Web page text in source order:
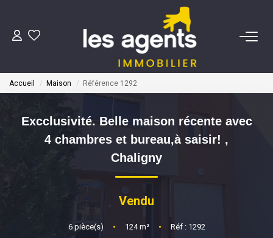
ACHETER
NOS AGENTS
BIENS VENDUS
ESTIMATION
Accueil Maison Référence 1292
Excclusivité. Belle maison récente avec
4 chambres et bureau,à saisir! ,
Chaligny
Vendu
6pièce(s) • 124m² • Réf : 1292